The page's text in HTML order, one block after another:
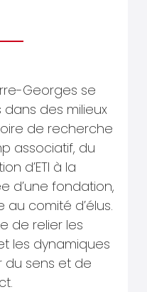
Georges se
dans des milieux
de recherche
associatif, du
d’ETI à la
d’une fondation,
au comité d’élus.
de relier les
les dynamiques
du sens et de